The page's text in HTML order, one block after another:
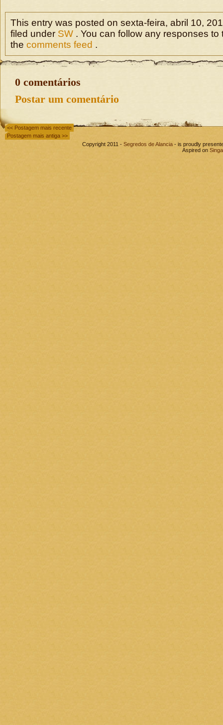
This entry was posted on sexta-feira, abril 10,
filed under SW . You can follow any responses to
the comments feed .
0 comentários
Postar um comentário
<< Postagem mais recente
Postagem mais antiga >>
Copyright 2011 - Segredos de Alancia - is proudly
Aspired on